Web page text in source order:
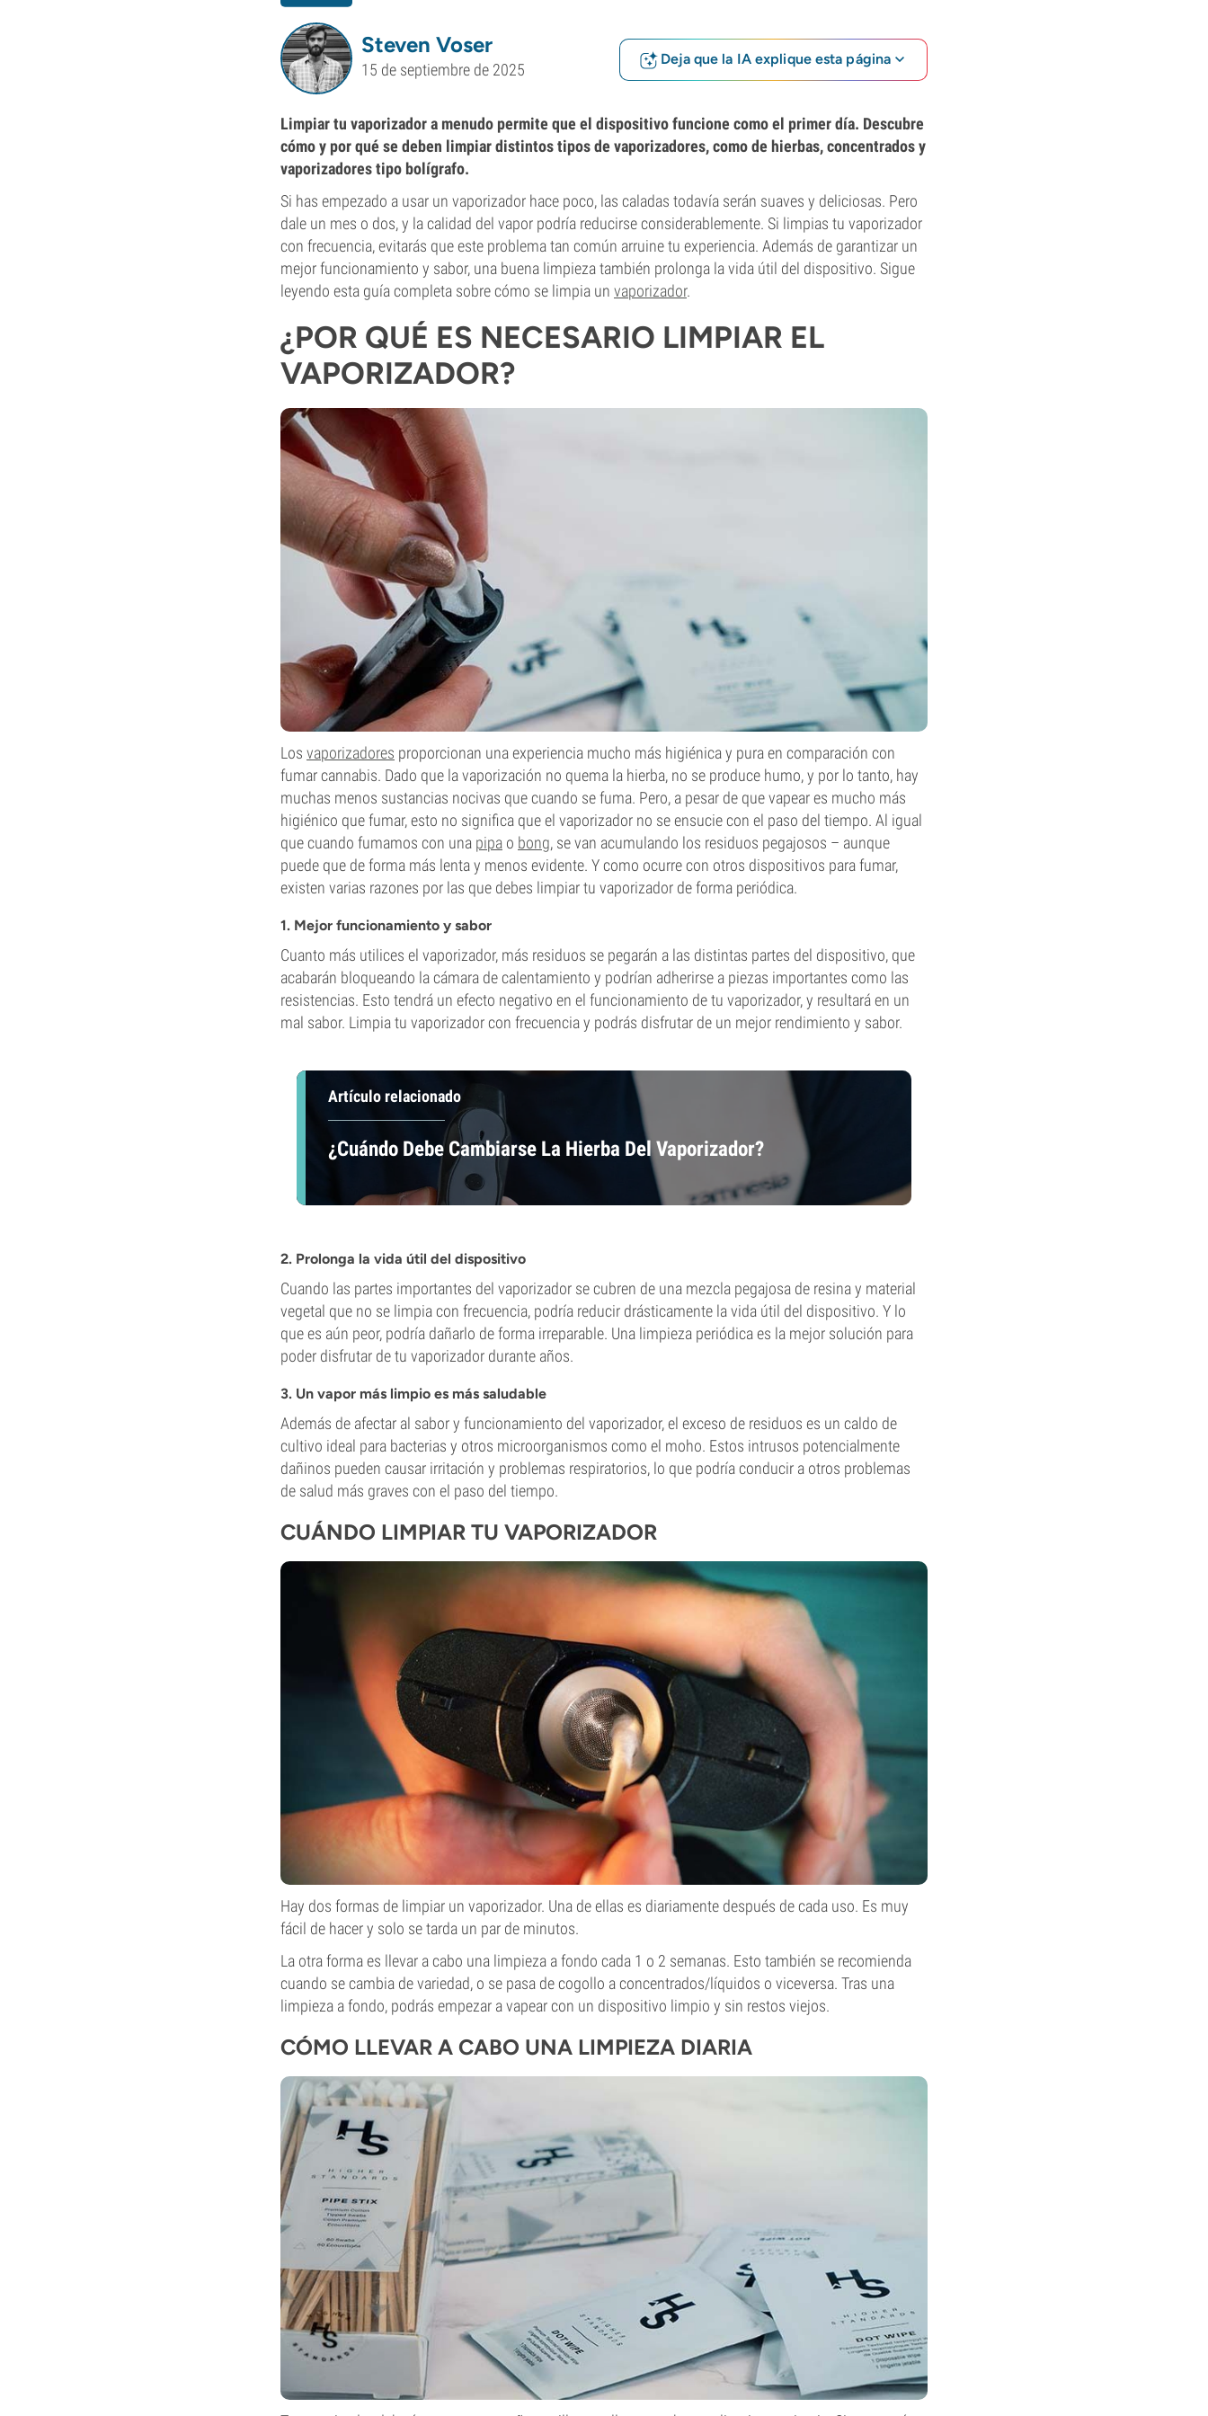
Steven Voser
15 de septiembre de 2025
Deja que la IA explique esta página
Limpiar tu vaporizador a menudo permite que el dispositivo funcione como el primer día. Descubre
cómo y por qué se deben limpiar distintos tipos de vaporizadores, como de hierbas, concentrados y
vaporizadores tipo bolígrafo.
Si has empezado a usar un vaporizador hace poco, las caladas todavía serán suaves y deliciosas. Pero
dale un mes o dos, y la calidad del vapor podría reducirse considerablemente. Si limpias tu vaporizador
con frecuencia, evitarás que este problema tan común arruine tu experiencia. Además de garantizar un
mejor funcionamiento y sabor, una buena limpieza también prolonga la vida útil del dispositivo. Sigue
leyendo esta guía completa sobre cómo se limpia un vaporizador.
¿POR QUÉ ES NECESARIO LIMPIAR EL
VAPORIZADOR?
Los vaporizadores proporcionan una experiencia mucho más higiénica y pura en comparación con
fumar cannabis. Dado que la vaporización no quema la hierba, no se produce humo, y por lo tanto, hay
muchas menos sustancias nocivas que cuando se fuma. Pero, a pesar de que vapear es mucho más
higiénico que fumar, esto no significa que el vaporizador no se ensucie con el paso del tiempo. Al igual
que cuando fumamos con una pipa o bong, se van acumulando los residuos pegajosos – aunque
puede que de forma más lenta y menos evidente. Y como ocurre con otros dispositivos para fumar,
existen varias razones por las que debes limpiar tu vaporizador de forma periódica.
1. Mejor funcionamiento y sabor
Cuanto más utilices el vaporizador, más residuos se pegarán a las distintas partes del dispositivo, que
acabarán bloqueando la cámara de calentamiento y podrían adherirse a piezas importantes como las
resistencias. Esto tendrá un efecto negativo en el funcionamiento de tu vaporizador, y resultará en un
mal sabor. Limpia tu vaporizador con frecuencia y podrás disfrutar de un mejor rendimiento y sabor.
Artículo relacionado
¿Cuándo Debe Cambiarse La Hierba Del Vaporizador?
2. Prolonga la vida útil del dispositivo
Cuando las partes importantes del vaporizador se cubren de una mezcla pegajosa de resina y material
vegetal que no se limpia con frecuencia, podría reducir drásticamente la vida útil del dispositivo. Y lo
que es aún peor, podría dañarlo de forma irreparable. Una limpieza periódica es la mejor solución para
poder disfrutar de tu vaporizador durante años.
3. Un vapor más limpio es más saludable
Además de afectar al sabor y funcionamiento del vaporizador, el exceso de residuos es un caldo de
cultivo ideal para bacterias y otros microorganismos como el moho. Estos intrusos potencialmente
dañinos pueden causar irritación y problemas respiratorios, lo que podría conducir a otros problemas
de salud más graves con el paso del tiempo.
CUÁNDO LIMPIAR TU VAPORIZADOR
Hay dos formas de limpiar un vaporizador. Una de ellas es diariamente después de cada uso. Es muy
fácil de hacer y solo se tarda un par de minutos.
La otra forma es llevar a cabo una limpieza a fondo cada 1 o 2 semanas. Esto también se recomienda
cuando se cambia de variedad, o se pasa de cogollo a concentrados/líquidos o viceversa. Tras una
limpieza a fondo, podrás empezar a vapear con un dispositivo limpio y sin restos viejos.
CÓMO LLEVAR A CABO UNA LIMPIEZA DIARIA